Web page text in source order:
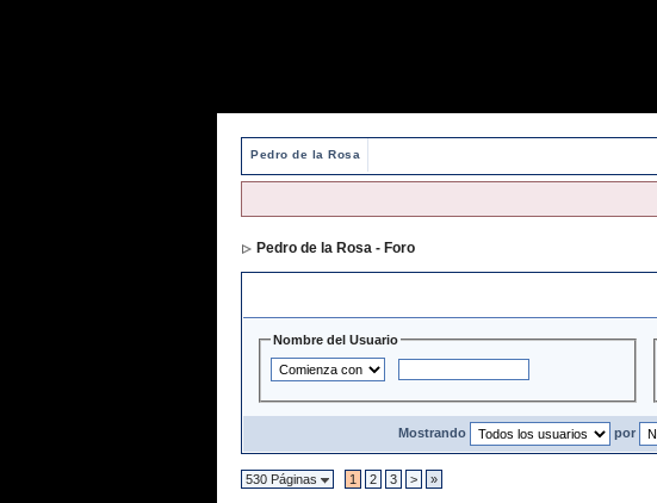
Pedro de la Rosa
Pedro de la Rosa - Foro
Nombre del Usuario
Mostrando por
530 Páginas 1 2 3 > »